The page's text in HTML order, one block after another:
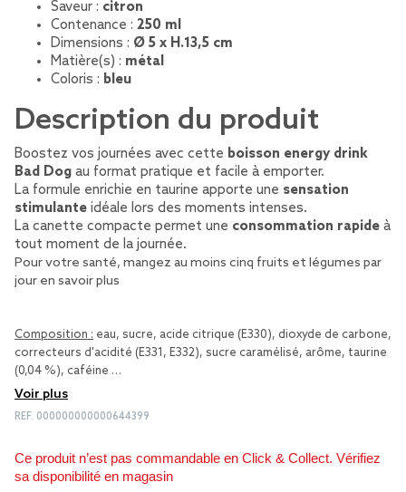
Saveur : citron
Contenance : 250 ml
Dimensions : Ø 5 x H.13,5 cm
Matière(s) : métal
Coloris : bleu
Description du produit
Boostez vos journées avec cette boisson energy drink
Bad Dog au format pratique et facile à emporter.
La formule enrichie en taurine apporte une sensation
stimulante idéale lors des moments intenses.
La canette compacte permet une consommation rapide à
tout moment de la journée.
Pour votre santé, mangez au moins cinq fruits et légumes par
jour en savoir plus
Composition : eau, sucre, acide citrique (E330), dioxyde de carbone,
correcteurs d'acidité (E331, E332), sucre caramélisé, arôme, taurine
(0,04 %), caféine …
Voir plus
REF. 000000000000644399
Ce produit n’est pas commandable en Click & Collect. Vérifiez
sa disponibilité en magasin